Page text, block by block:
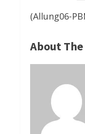
(Allung06-
About